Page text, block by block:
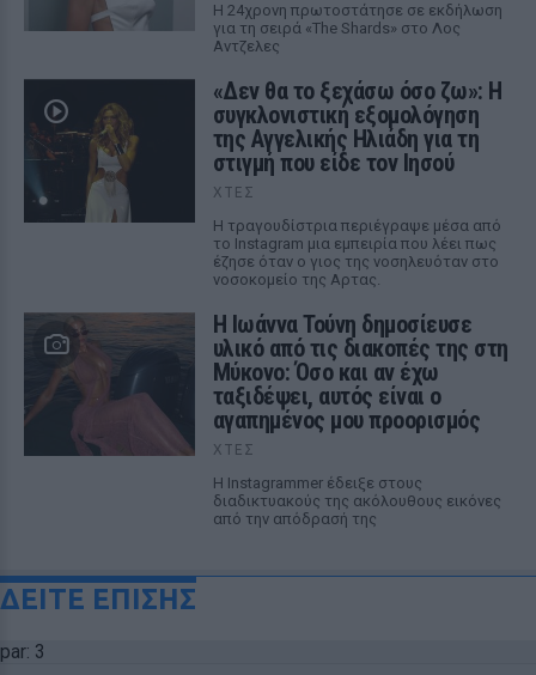
Η 24χρονη πρωτοστάτησε σε εκδήλωση
για τη σειρά «The Shards» στο Λος
Αντζελες
«Δεν θα το ξεχάσω όσο ζω»: Η
συγκλονιστική εξομολόγηση
της Αγγελικής Ηλιάδη για τη
στιγμή που είδε τον Ιησού
ΧΤΕΣ
Η τραγουδίστρια περιέγραψε μέσα από
το Instagram μια εμπειρία που λέει πως
έζησε όταν ο γιος της νοσηλευόταν στο
νοσοκομείο της Αρτας.
Η Ιωάννα Τούνη δημοσίευσε
υλικό από τις διακοπές της στη
Μύκονο: Όσο και αν έχω
ταξιδέψει, αυτός είναι ο
αγαπημένος μου προορισμός
ΧΤΕΣ
Η Instagrammer έδειξε στους
διαδικτυακούς της ακόλουθους εικόνες
από την απόδρασή της
ΔΕΙΤΕ ΕΠΙΣΗΣ
par: 3